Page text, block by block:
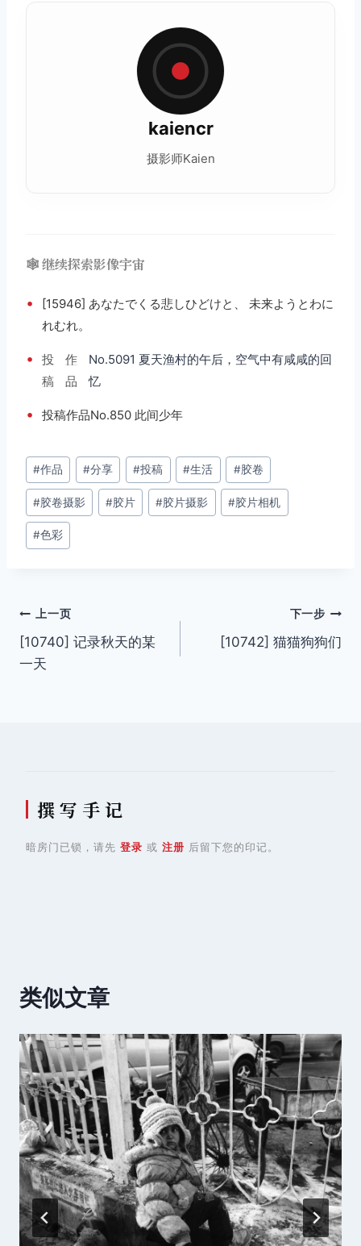
kaiencr
摄影师Kaien
🕸️ 继续探索影像宇宙
•
[15946] あなたでくる悲しひどけと、 未来ようとわに
れむれ。
•
投
稿
作
品
No.5091 夏天渔村的午后，空气中有咸咸的回
忆
• 投稿作品No.850 此间少年
文
章
标
签：
#作品 #分享 #投稿 #生活 #胶卷
#胶卷摄影 #胶片 #胶片摄影 #胶片相机
#色彩
文
章
上一页
[10740] 记录秋天的某
一天
下一步
[10742] 猫猫狗狗们
撰 写 手 记
暗房门已锁，请先 登录 或 注册 后留下您的印记。
类似文章